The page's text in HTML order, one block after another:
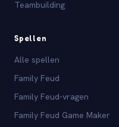
Teambuilding
Spellen
Alle spellen
Family Feud
Family Feud-vragen
Family Feud Game Maker